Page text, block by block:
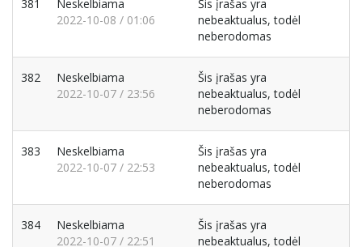
381
Neskelbiama
2022-10-08 / 01:06
Šis įrašas yra
nebeaktualus, todėl
neberodomas
382
Neskelbiama
2022-10-07 / 23:56
Šis įrašas yra
nebeaktualus, todėl
neberodomas
383
Neskelbiama
2022-10-07 / 22:53
Šis įrašas yra
nebeaktualus, todėl
neberodomas
384
Neskelbiama
2022-10-07 / 22:51
Šis įrašas yra
nebeaktualus, todėl